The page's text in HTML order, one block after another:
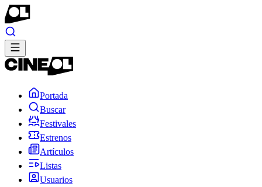
Portada
Buscar
Festivales
Estrenos
Artículos
Listas
Usuarios